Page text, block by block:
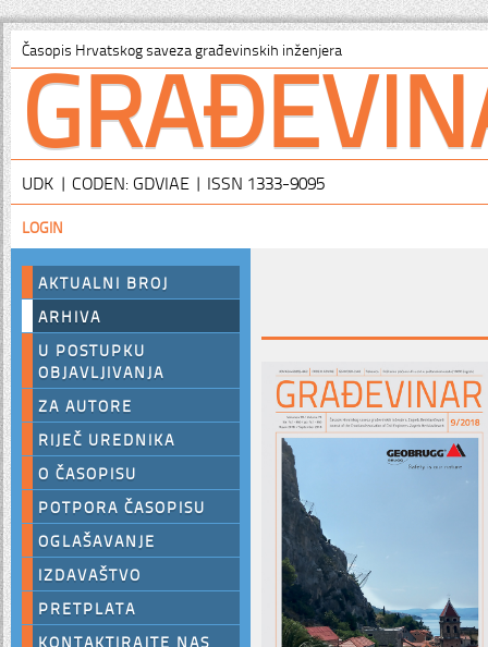
Časopis Hrvatskog saveza građevinskih inženjera
UDK | CODEN: GDVIAE | ISSN 1333-9095
LOGIN
AKTUALNI BROJ
ARHIVA
U POSTUPKU
OBJAVLJIVANJA
ZA AUTORE
RIJEČ UREDNIKA
O ČASOPISU
POTPORA ČASOPISU
OGLAŠAVANJE
IZDAVAŠTVO
PRETPLATA
KONTAKTIRAJTE NAS